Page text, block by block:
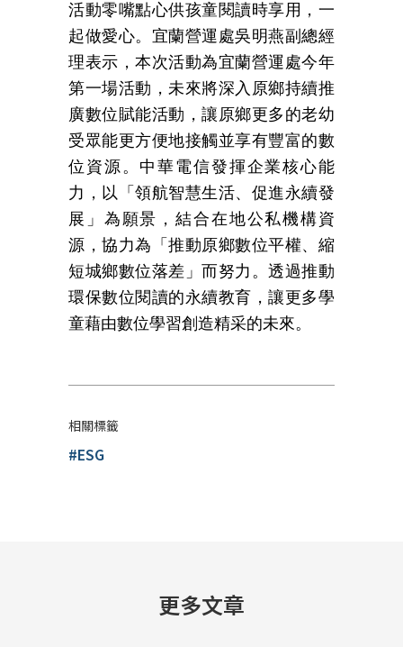
活動零嘴點心供孩童閱讀時享用，一
起做愛心。 宜蘭營運處吳明燕副總經
理表示，本次活動為宜蘭營運處今年
第一場活動，未來將深入原鄉持續推
廣數位賦能活動，讓原鄉更多的老幼
受眾能更方便地接觸並享有豐富的數
位資源。中華電信發揮企業核心能
力 ， 以「領航智慧生活、促進永續發
展」為願景，結合在地公私機構資
源 ，協力為「推動原鄉數位平權、縮
短城鄉數位落差」而努力。透過推動
環保數位閱讀的永續教育 ，讓更多學
童藉由數位學習創造精采的未來。
相關標籤
#ESG
更多文章